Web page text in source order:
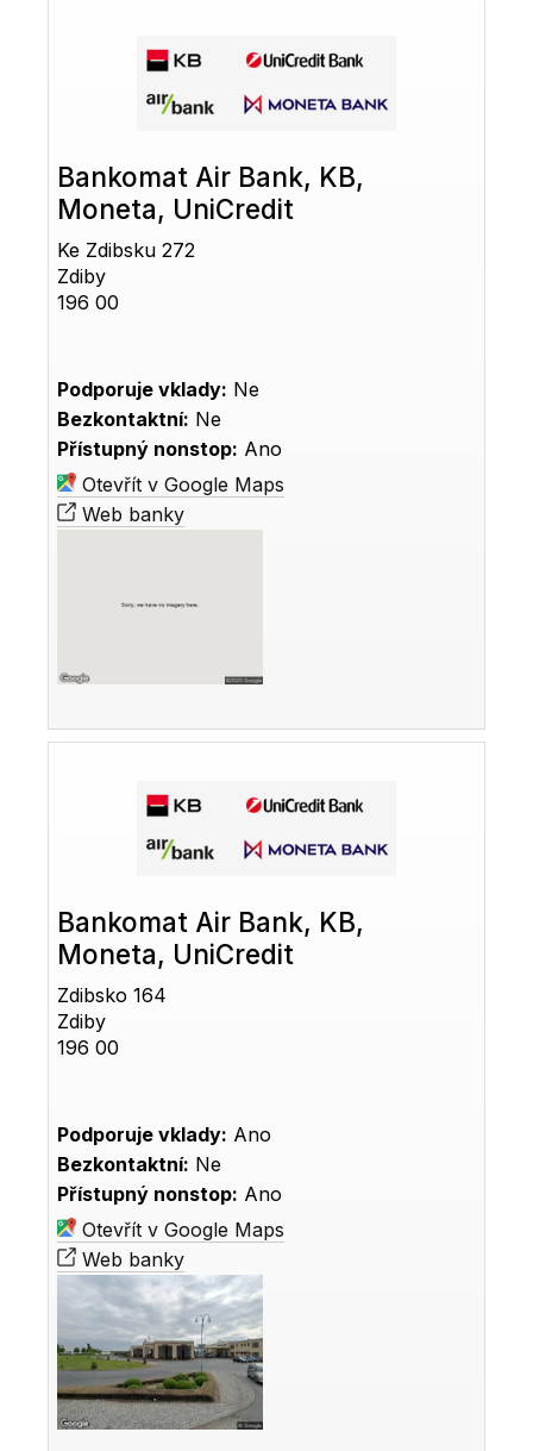
Bankomat Air Bank, KB,
Moneta, UniCredit
Ke Zdibsku 272
Zdiby
196 00
Podporuje vklady: Ne
Bezkontaktní: Ne
Přístupný nonstop: Ano
Otevřít v Google Maps
Web banky
Bankomat Air Bank, KB,
Moneta, UniCredit
Zdibsko 164
Zdiby
196 00
Podporuje vklady: Ano
Bezkontaktní: Ne
Přístupný nonstop: Ano
Otevřít v Google Maps
Web banky